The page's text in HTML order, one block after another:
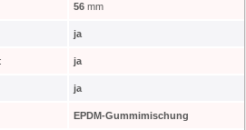
56 mm
ja
ja
ja
EPDM-Gummimischung